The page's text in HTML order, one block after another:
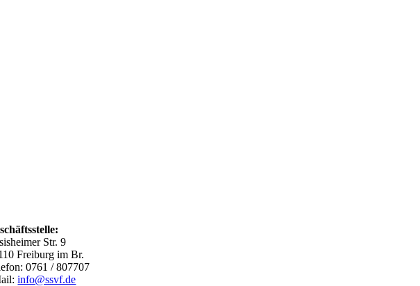
Str. 9
Freiburg im Br.
0761 / 807707
info@ssvf.de